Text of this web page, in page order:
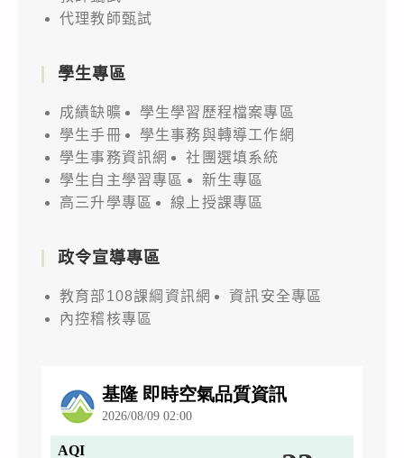
代理教師甄試
學生專區
成績缺曠
學生學習歷程檔案專區
學生手冊
學生事務與轉導工作網
學生事務資訊網
社團選填系統
學生自主學習專區
新生專區
高三升學專區
線上授課專區
政令宣導專區
教育部108課綱資訊網
資訊安全專區
內控稽核專區